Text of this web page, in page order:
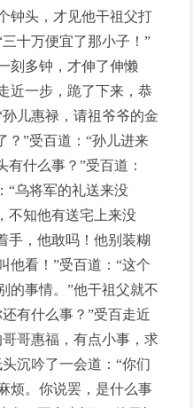
钟头，才见他干祖父打
十万便宜了那小子！”
刻多钟，才伸了伸懒
近一步，跪了下来，恭
儿惠禄，请祖爷爷的金
？”受百道：“孙儿进来
有什么事？”受百道：
“乌将军的礼送来没
不知他有送宅上来没
手，他敢吗！他别装糊
他看！”受百道：“这个
的事情。”他干祖父就不
有什么事？”受百走近
哥惠福，有点小事，求
沉吟了一会道：“你们
烦。你说罢，是什么事